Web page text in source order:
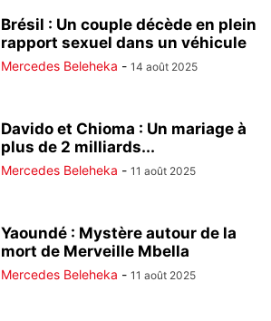
Brésil : Un couple décède en plein
rapport sexuel dans un véhicule
Mercedes Beleheka - 14 août 2025
Davido et Chioma : Un mariage à
plus de 2 milliards...
Mercedes Beleheka - 11 août 2025
Yaoundé : Mystère autour de la
mort de Merveille Mbella
Mercedes Beleheka - 11 août 2025